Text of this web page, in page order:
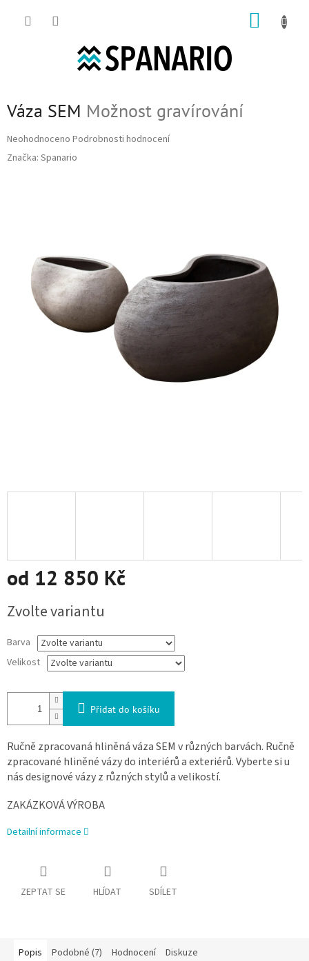
Váza SEM Možnost gravírování
Průměrné hodnocení produktu je 0,0 z 5 hvězdiček.
Neohodnoceno Podrobnosti hodnocení
Značka: Spanario
od 12 850 Kč
Zvolte variantu
Barva
Velikost
Přidat do košíku
Ručně zpracovaná hliněná váza SEM v různých barvách. Ručně
zpracované hliněné vázy do interiérů a exteriérů. Vyberte si u
nás designové vázy z různých stylů a velikostí.
ZAKÁZKOVÁ VÝROBA
Detailní informace
ZEPTAT SE HLÍDAT SDÍLET
Popis Podobné (7) Hodnocení Diskuze